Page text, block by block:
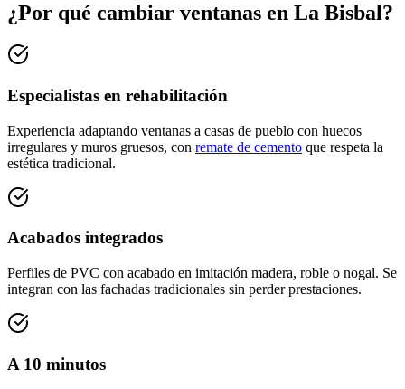
¿Por qué cambiar ventanas en La Bisbal?
Especialistas en rehabilitación
Experiencia adaptando ventanas a casas de pueblo con huecos
irregulares y muros gruesos, con remate de cemento que respeta la
estética tradicional.
Acabados integrados
Perfiles de PVC con acabado en imitación madera, roble o nogal. Se
integran con las fachadas tradicionales sin perder prestaciones.
A 10 minutos